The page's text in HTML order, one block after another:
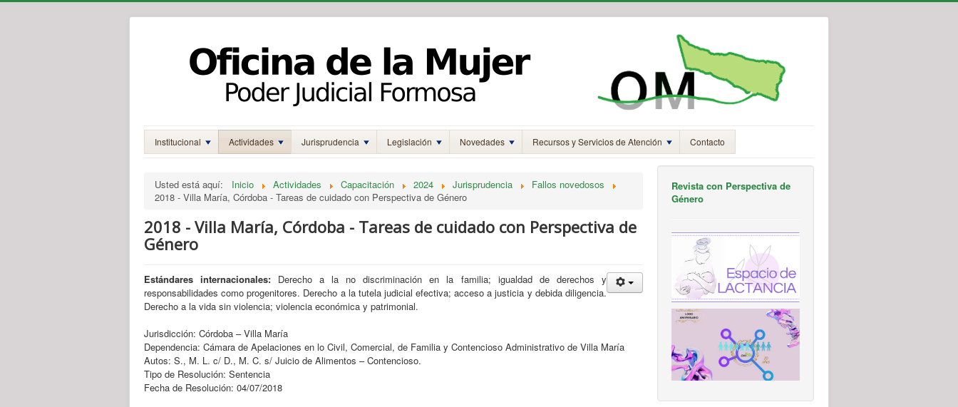
Institucional Actividades Jurisprudencia Legislación Novedades Recursos y Servicios de Atención Contacto
Usted está aquí: Inicio Actividades Capacitación 2024 Jurisprudencia
Fallos novedosos
2018 - Villa María, Córdoba - Tareas de cuidado con Perspectiva de Género
2018 - Villa María, Córdoba - Tareas de cuidado con Perspectiva de
Género
Estándares internacionales: Derecho a la no discriminación en la familia; igualdad de derechos y
responsabilidades como progenitores. Derecho a la tutela judicial efectiva;acceso a justicia y debida diligencia.
Derecho a la vida sin violencia; violencia económica y patrimonial.
Jurisdicción: Córdoba – Villa María
Dependencia: Cámara de Apelaciones en lo Civil, Comercial, de Familia y Contencioso Administrativo de Villa María
Autos: S., M. L. c/ D., M. C. s/ Juicio de Alimentos – Contencioso.
Tipo de Resolución: Sentencia
Fecha de Resolución: 04/07/2018
Revista con Perspectiva de
Género